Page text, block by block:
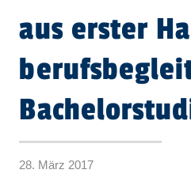
aus erster
28. März 2017